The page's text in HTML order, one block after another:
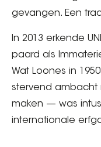
gevangen. Een
In 2013 erkende
paard als
Wat Loones in
stervend ambacht
maken — was
internationale